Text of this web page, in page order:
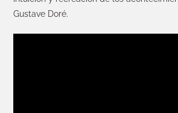
Gustave Doré.